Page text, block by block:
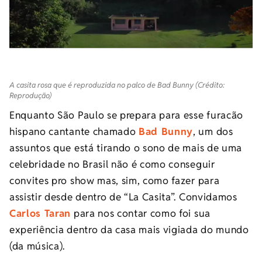
A casita rosa que é reproduzida no palco de Bad Bunny (Crédito:
Reprodução)
Enquanto São Paulo se prepara para esse furacão
hispano cantante chamado Bad Bunny, um dos
assuntos que está tirando o sono de mais de uma
celebridade no Brasil não é como conseguir
convites pro show mas, sim, como fazer para
assistir desde dentro de “La Casita”. Convidamos
Carlos Taran para nos contar como foi sua
experiência dentro da casa mais vigiada do mundo
(da música).